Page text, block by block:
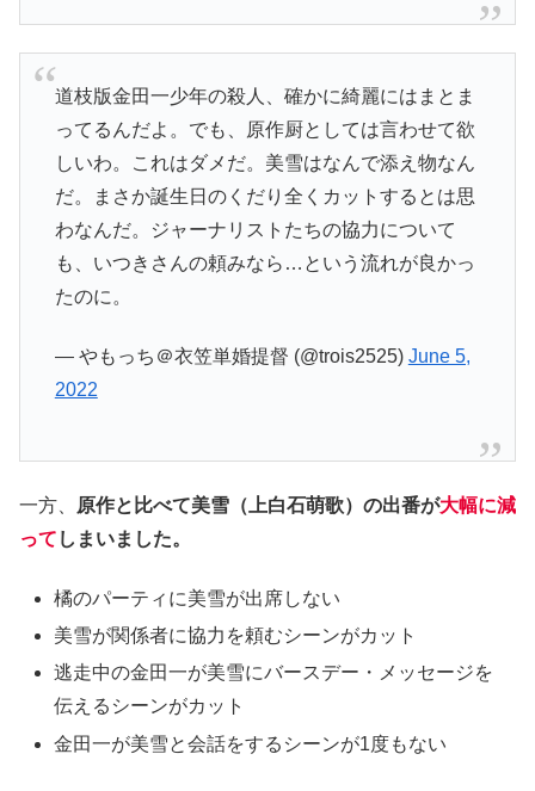
道枝版金田一少年の殺人、確かに綺麗にはまとま
ってるんだよ。でも、原作厨としては言わせて欲
しいわ。これはダメだ。美雪はなんで添え物なん
だ。まさか誕生日のくだり全くカットするとは思
わなんだ。ジャーナリストたちの協力について
も、いつきさんの頼みなら…という流れが良かっ
たのに。
— やもっち＠衣笠単婚提督 (@trois2525) June 5,
2022
一方、 原作と比べて美雪（上白石萌歌）の出番が大幅に減
って しまいました。
橘のパーティに美雪が出席しない
美雪が関係者に協力を頼むシーンがカット
逃走中の金田一が美雪にバースデー・メッセージを
伝えるシーンがカット
金田一が美雪と会話をするシーンが1度もない